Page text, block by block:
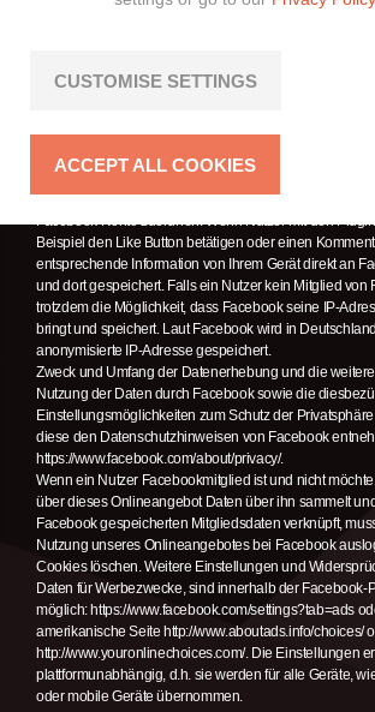
solches Plugin enthält, baut sein Gerät eine direkte
der Nutzer erstellt werden. Wir haben daher keinen
Nutzer daher entsprechend unserem Kenntnisstand.
Durch die Einbindung der Plugins erhält Facebook die
Nutzer bei Facebook eingeloggt, kann Facebook den
Facebook-Konto zuordnen. Wenn Nutzer mit den
Beispiel den Like Button betätigen oder einen
entsprechende Information von Ihrem Gerät direkt an
und dort gespeichert. Falls ein Nutzer kein Mitglied von
trotzdem die Möglichkeit, dass Facebook seine IP-
bringt und speichert. Laut Facebook wird in
anonymisierte IP-Adresse gespeichert.
Zweck und Umfang der Datenerhebung und die
Nutzung der Daten durch Facebook sowie die
Einstellungsmöglichkeiten zum Schutz der
diese den Datenschutzhinweisen von Facebook
https://www.facebook.com/about/privacy/.
Wenn ein Nutzer Facebookmitglied ist und nicht
über dieses Onlineangebot Daten über ihn sammelt
Facebook gespeicherten Mitgliedsdaten verknüpft,
Nutzung unseres Onlineangebotes bei Facebook
Cookies löschen. Weitere Einstellungen und
Daten für Werbezwecke, sind innerhalb der Facebook-
möglich: https://www.facebook.com/settings?tab=ads
amerikanische Seite http://www.aboutads.info/choices/
http://www.youronlinechoices.com/. Die Einstellungen
plattformunabhängig, d.h. sie werden für alle Geräte,
oder mobile Geräte übernommen.
CUSTOMISE SETTINGS
ACCEPT ALL COOKIES